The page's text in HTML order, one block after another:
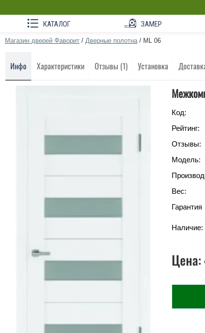
КАТАЛОГ ЗАМЕР
Магазин дверей Фаворит / Дверные полотна / ML 06
Инфо Характеристики Отзывы (1) Установка
Код:
Рейтинг:
Отзывы:
Модель:
Вес:
Гарантия
Наличие:
Цена: